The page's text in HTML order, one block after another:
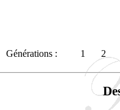
Générations : 1 2